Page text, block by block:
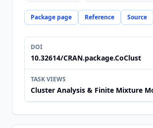
Package page Reference Source
DOI
10.32614/CRAN.package.CoClust
TASK VIEWS
Cluster Analysis & Finite Mixture